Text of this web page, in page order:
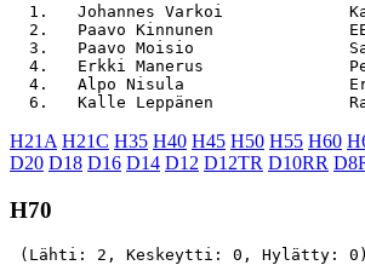
1.   Johannes Varkoi
2.   Paavo Kinnunen
3.   Paavo Moisio
4.   Erkki Manerus
4.   Alpo Nisula
H21A H21C H35 H40 H45 H50 H55 H60
D20 D18 D16 D14 D12 D12TR D10RR
H70
(Lähti: 2, Keskeytti: 0, Hylätty: 0)